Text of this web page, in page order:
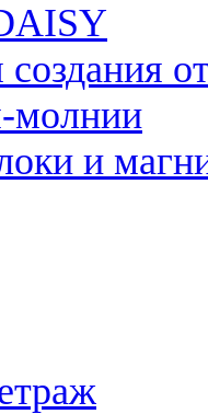
молнии
и